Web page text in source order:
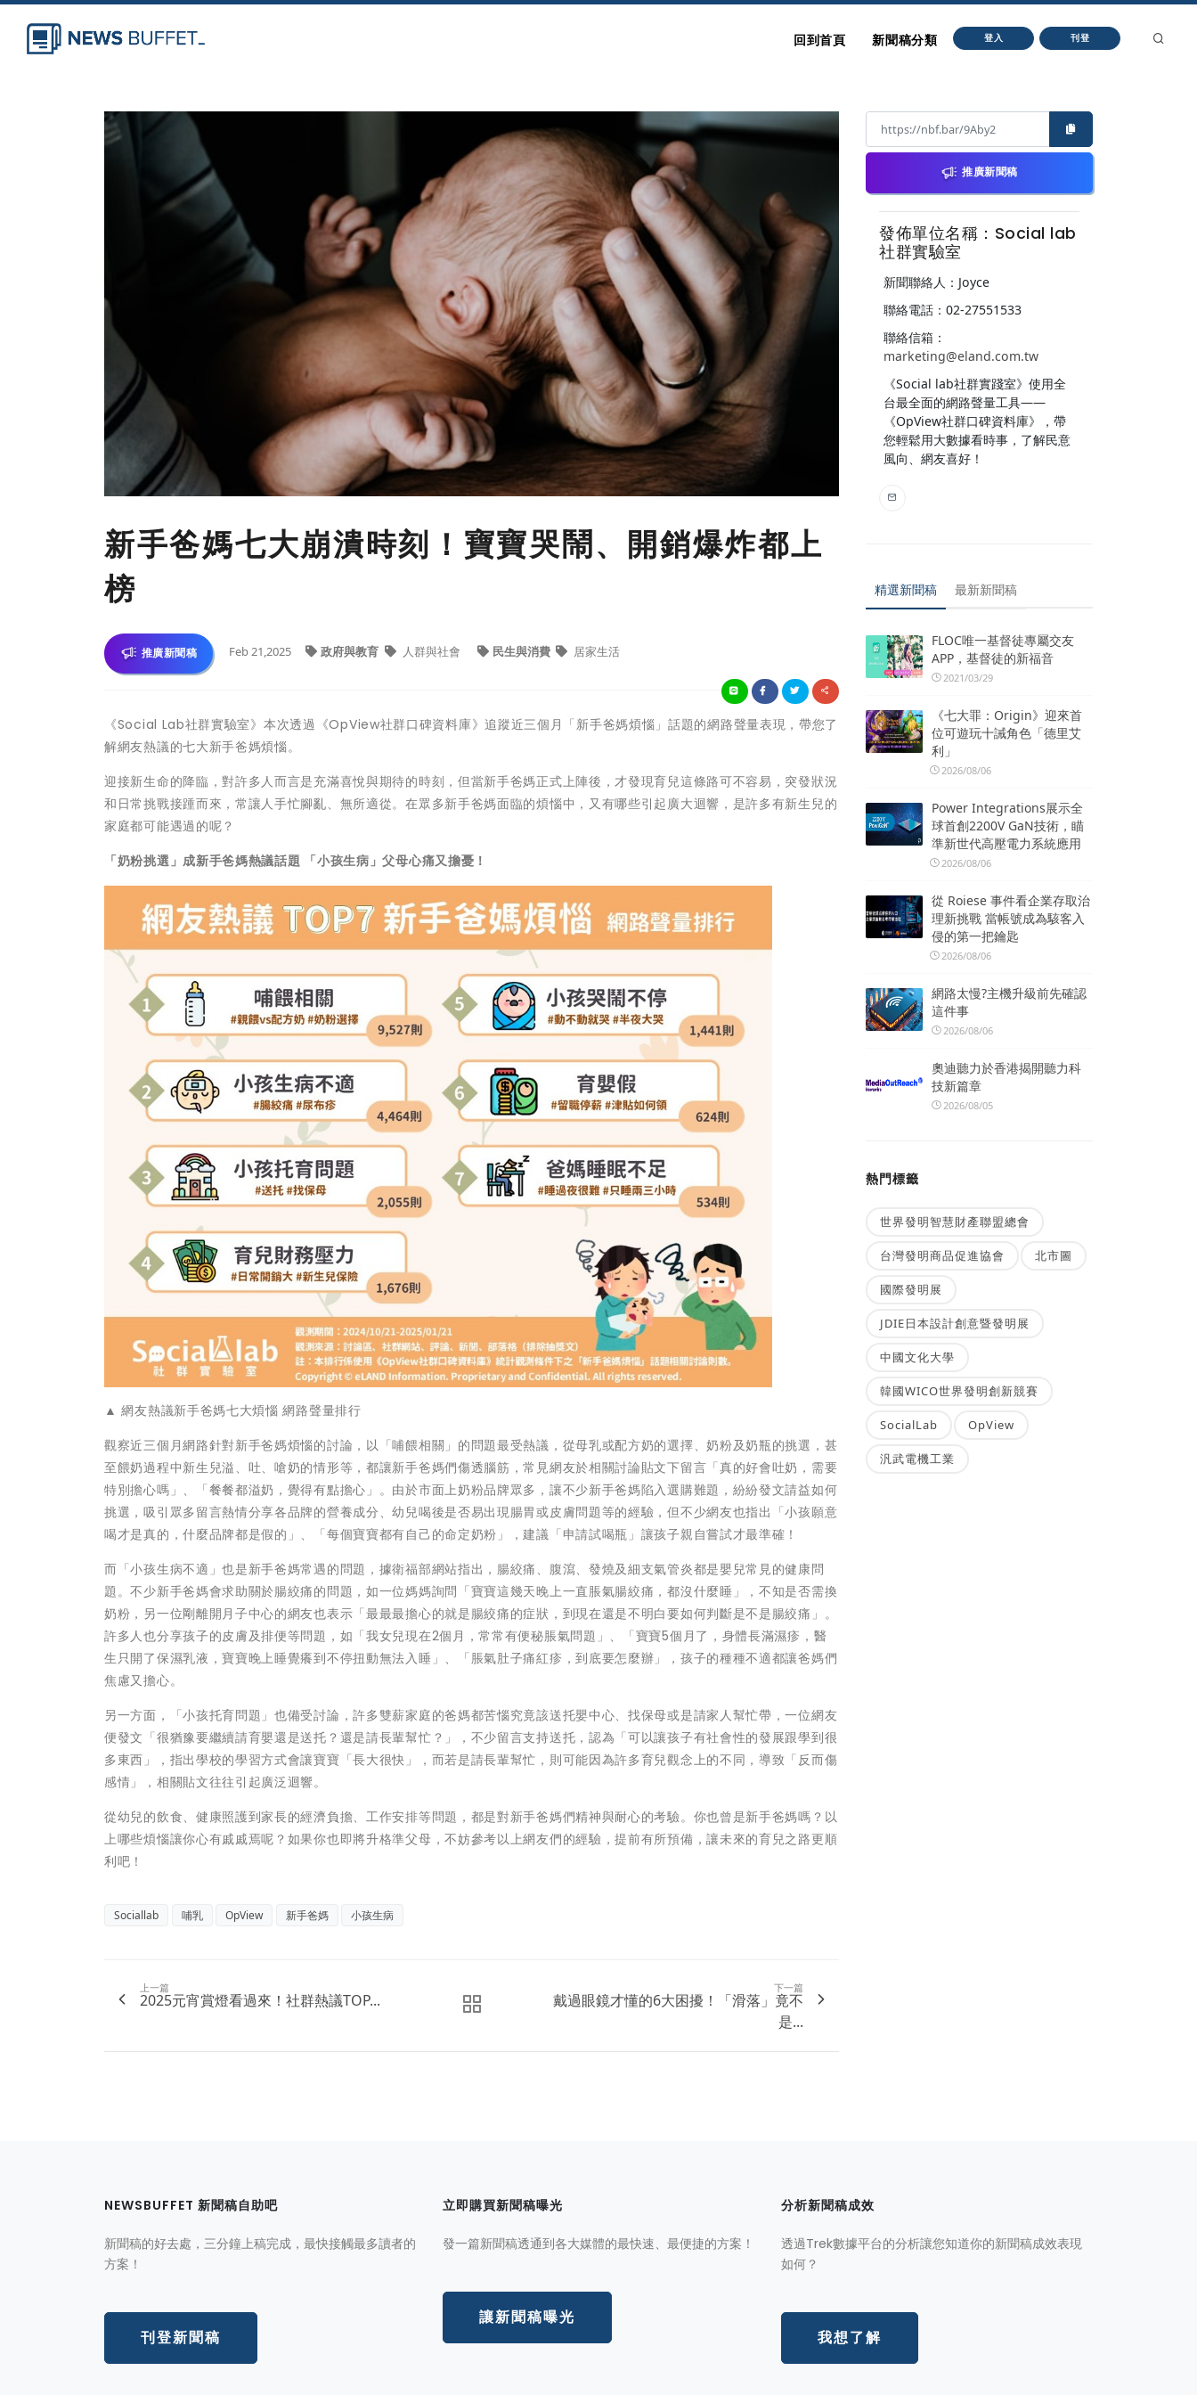
回到首頁 新聞稿分類 登入 刊登
新手爸媽七大崩潰時刻！寶寶哭鬧、開銷爆炸都上
榜
推廣新聞稿 Feb 21,2025 政府與教育 人群與社會 民生與消費 居家生活
《Social Lab社群實驗室》本次透過《OpView社群口碑資料庫》追蹤近三個月「新手爸媽煩惱」話題的網路聲量表現，帶您了
解網友熱議的七大新手爸媽煩惱。
迎接新生命的降臨，對許多人而言是充滿喜悅與期待的時刻，但當新手爸媽正式上陣後，才發現育兒這條路可不容易，突發狀況
和日常挑戰接踵而來，常讓人手忙腳亂、無所適從。在眾多新手爸媽面臨的煩惱中，又有哪些引起廣大迴響，是許多有新生兒的
家庭都可能遇過的呢？
「奶粉挑選」成新手爸媽熱議話題 「小孩生病」父母心痛又擔憂！
▲ 網友熱議新手爸媽七大煩惱 網路聲量排行
觀察近三個月網路針對新手爸媽煩惱的討論，以「哺餵相關」的問題最受熱議，從母乳或配方奶的選擇、奶粉及奶瓶的挑選，甚
至餵奶過程中新生兒溢、吐、嗆奶的情形等，都讓新手爸媽們傷透腦筋，常見網友於相關討論貼文下留言「真的好會吐奶，需要
特別擔心嗎」、「餐餐都溢奶，覺得有點擔心」。由於市面上奶粉品牌眾多，讓不少新手爸媽陷入選購難題，紛紛發文請益如何
挑選，吸引眾多留言熱情分享各品牌的營養成分、幼兒喝後是否易出現腸胃或皮膚問題等的經驗，但不少網友也指出「小孩願意
喝才是真的，什麼品牌都是假的」、「每個寶寶都有自己的命定奶粉」，建議「申請試喝瓶」讓孩子親自嘗試才最準確！
而「小孩生病不適」也是新手爸媽常遇的問題，據衛福部網站指出，腸絞痛、腹瀉、發燒及細支氣管炎都是嬰兒常見的健康問
題。不少新手爸媽會求助關於腸絞痛的問題，如一位媽媽詢問「寶寶這幾天晚上一直脹氣腸絞痛，都沒什麼睡」，不知是否需換
奶粉，另一位剛離開月子中心的網友也表示「最最最擔心的就是腸絞痛的症狀，到現在還是不明白要如何判斷是不是腸絞痛」。
許多人也分享孩子的皮膚及排便等問題，如「我女兒現在2個月，常常有便秘脹氣問題」、「寶寶5個月了，身體長滿濕疹，醫
生只開了保濕乳液，寶寶晚上睡覺癢到不停扭動無法入睡」、「脹氣肚子痛紅疹，到底要怎麼辦」，孩子的種種不適都讓爸媽們
焦慮又擔心。
另一方面，「小孩托育問題」也備受討論，許多雙薪家庭的爸媽都苦惱究竟該送托嬰中心、找保母或是請家人幫忙帶，一位網友
便發文「很猶豫要繼續請育嬰還是送托？還是請長輩幫忙？」，不少留言支持送托，認為「可以讓孩子有社會性的發展跟學到很
多東西」，指出學校的學習方式會讓寶寶「長大很快」，而若是請長輩幫忙，則可能因為許多育兒觀念上的不同，導致「反而傷
感情」，相關貼文往往引起廣泛迴響。
從幼兒的飲食、健康照護到家長的經濟負擔、工作安排等問題，都是對新手爸媽們精神與耐心的考驗。你也曾是新手爸媽嗎？以
上哪些煩惱讓你心有戚戚焉呢？如果你也即將升格準父母，不妨參考以上網友們的經驗，提前有所預備，讓未來的育兒之路更順
利吧！
Sociallab 哺乳 OpView 新手爸媽 小孩生病
上一篇
2025元宵賞燈看過來！社群熱議TOP...
下一篇
戴過眼鏡才懂的6大困擾！「滑落」竟不
是...
推廣新聞稿
發佈單位名稱：Social lab
社群實驗室
新聞聯絡人：Joyce
聯絡電話：02-27551533
聯絡信箱：
marketing@eland.com.tw
《Social lab社群實踐室》使用全
台最全面的網路聲量工具——
《OpView社群口碑資料庫》，帶
您輕鬆用大數據看時事，了解民意
風向、網友喜好！
精選新聞稿 最新新聞稿
FLOC唯一基督徒專屬交友
APP，基督徒的新福音
2021/03/29
《七大罪：Origin》迎來首
位可遊玩十誡角色「德里艾
利」
2026/08/06
Power Integrations展示全
球首創2200V GaN技術，瞄
準新世代高壓電力系統應用
2026/08/06
從 Roiese 事件看企業存取治
理新挑戰 當帳號成為駭客入
侵的第一把鑰匙
2026/08/06
網路太慢?主機升級前先確認
這件事
2026/08/06
奧迪聽力於香港揭開聽力科
技新篇章
2026/08/05
熱門標籤
世界發明智慧財產聯盟總會
台灣發明商品促進協會 北市圖
國際發明展
JDIE日本設計創意暨發明展
中國文化大學
韓國WICO世界發明創新競賽
SocialLab OpView
汎武電機工業
NEWSBUFFET 新聞稿自助吧
新聞稿的好去處，三分鐘上稿完成，最快接觸最多讀者的
方案！
刊登新聞稿
立即購買新聞稿曝光
發一篇新聞稿透通到各大媒體的最快速、最便捷的方案！
讓新聞稿曝光
分析新聞稿成效
透過Trek數據平台的分析讓您知道你的新聞稿成效表現
如何？
我想了解